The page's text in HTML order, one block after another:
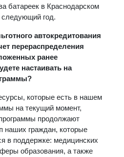
батареек в Краснодарском
следующий год.
автокредитования
перераспределения
ранее
настаивать на
которые есть в нашем
на текущий момент,
продолжают
наших граждан, которые
в поддержке: медицинских
образования, а также